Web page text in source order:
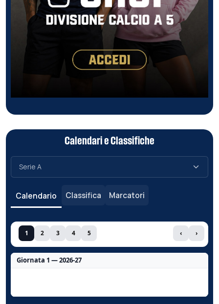
Calendari e Classifiche
Calendario Classifica Marcatori
1 2 3 4 5 ‹ ›
Giornata 1 — 2026-27